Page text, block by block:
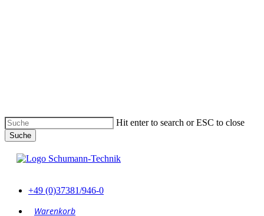
Hit enter to search or ESC to close
Suche
schließen
+49 (0)37381/946-0